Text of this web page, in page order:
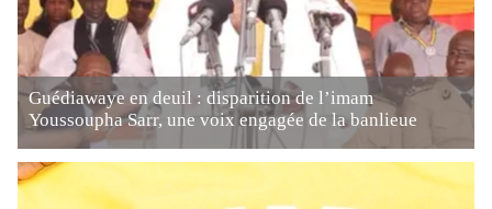
Guédiawaye en deuil : disparition de l’imam
Youssoupha Sarr, une voix engagée de la banlieue